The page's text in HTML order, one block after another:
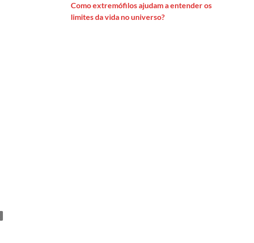
Como extremófilos ajudam a entender os
limites da vida no universo?